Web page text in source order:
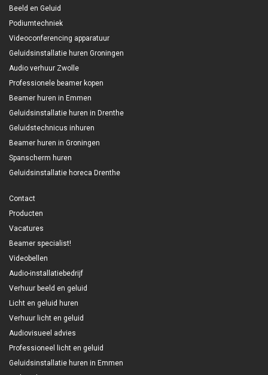
Beeld en Geluid
Podiumtechniek
Videoconferencing apparatuur
Geluidsinstallatie huren Groningen
Audio verhuur Zwolle
Professionele beamer kopen
Beamer huren in Emmen
Geluidsinstallatie huren in Drenthe
Geluidstechnicus inhuren
Beamer huren in Groningen
Spanscherm huren
Geluidsinstallatie horeca Drenthe
Contact
Producten
Vacatures
Beamer specialist!
Videobellen
Audio-installatiebedrijf
Verhuur beeld en geluid
Licht en geluid huren
Verhuur licht en geluid
Audiovisueel advies
Professioneel licht en geluid
Geluidsinstallatie huren in Emmen